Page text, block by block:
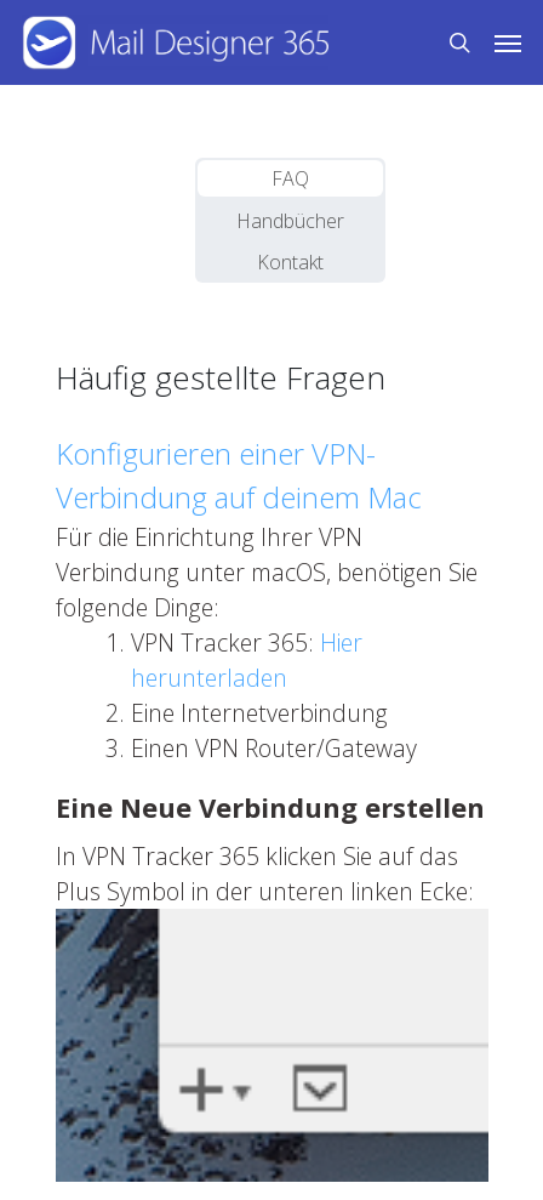
Skip
main
search
FAQ
Handbücher
Kontakt
Häufig gestellte Fragen
Konfigurieren einer VPN-
Verbindung auf deinem Mac
Für die Einrichtung Ihrer VPN
Verbindung unter macOS, benötigen Sie
folgende Dinge:
VPN Tracker 365: Hier
herunterladen
Eine Internetverbindung
Einen VPN Router/Gateway
Eine Neue Verbindung erstellen
In VPN Tracker 365 klicken Sie auf das
Plus Symbol in der unteren linken Ecke: